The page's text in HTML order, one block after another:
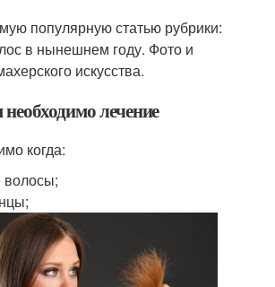
популярную статью рубрики:
в нынешнем году. Фото и
искусства.
лечение
когда:
волосы;